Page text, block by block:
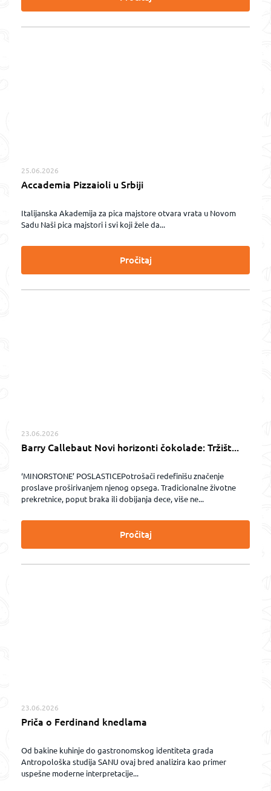
25.06.2026
Accademia Pizzaioli u Srbiji
Italijanska Akademija za pica majstore otvara vrata u Novom
Sadu Naši pica majstori i svi koji žele da...
Pročitaj
23.06.2026
Barry Callebaut Novi horizonti čokolade: Tržišt...
‘MINORSTONE’ POSLASTICEPotrošači redefinišu značenje
proslave proširivanjem njenog opsega. Tradicionalne životne
prekretnice, poput braka ili dobijanja dece, više ne...
Pročitaj
23.06.2026
Priča o Ferdinand knedlama
Od bakine kuhinje do gastronomskog identiteta grada
Antropološka studija SANU ovaj bred analizira kao primer
uspešne moderne interpretacije...